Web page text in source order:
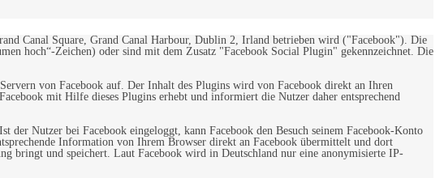
Canal Square, Grand Canal Harbour, Dublin 2, Irland betrieben wird ("Facebook"). Die
hoch“-Zeichen) oder sind mit dem Zusatz "Facebook Social Plugin" gekennzeichnet. Die
von Facebook auf. Der Inhalt des Plugins wird von Facebook direkt an Ihren
mit Hilfe dieses Plugins erhebt und informiert die Nutzer daher entsprechend
Nutzer bei Facebook eingeloggt, kann Facebook den Besuch seinem Facebook-Konto
Information von Ihrem Browser direkt an Facebook übermittelt und dort
bringt und speichert. Laut Facebook wird in Deutschland nur eine anonymisierte IP-